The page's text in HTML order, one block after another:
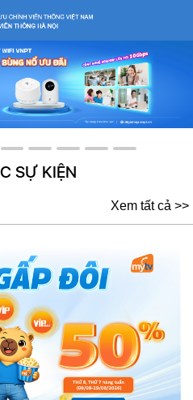
SỰ KIỆN
Xem tất cả >>
Mẫu hợp
đồng
Video hướng dẫn